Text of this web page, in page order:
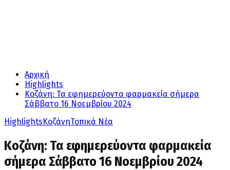
Αρχική
Highlights
Κοζάνη: Τα εφημερεύοντα φαρμακεία σήμερα
Σάββατο 16 Νοεμβρίου 2024
HighlightsΚοζάνηΤοπικά Νέα
Κοζάνη: Τα εφημερεύοντα φαρμακεία
σήμερα Σάββατο 16 Νοεμβρίου 2024